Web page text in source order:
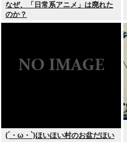
なぜ、「日常系アニメ」は廃れた
のか？
(´・ω・`)ほいほい村のお盆だほい